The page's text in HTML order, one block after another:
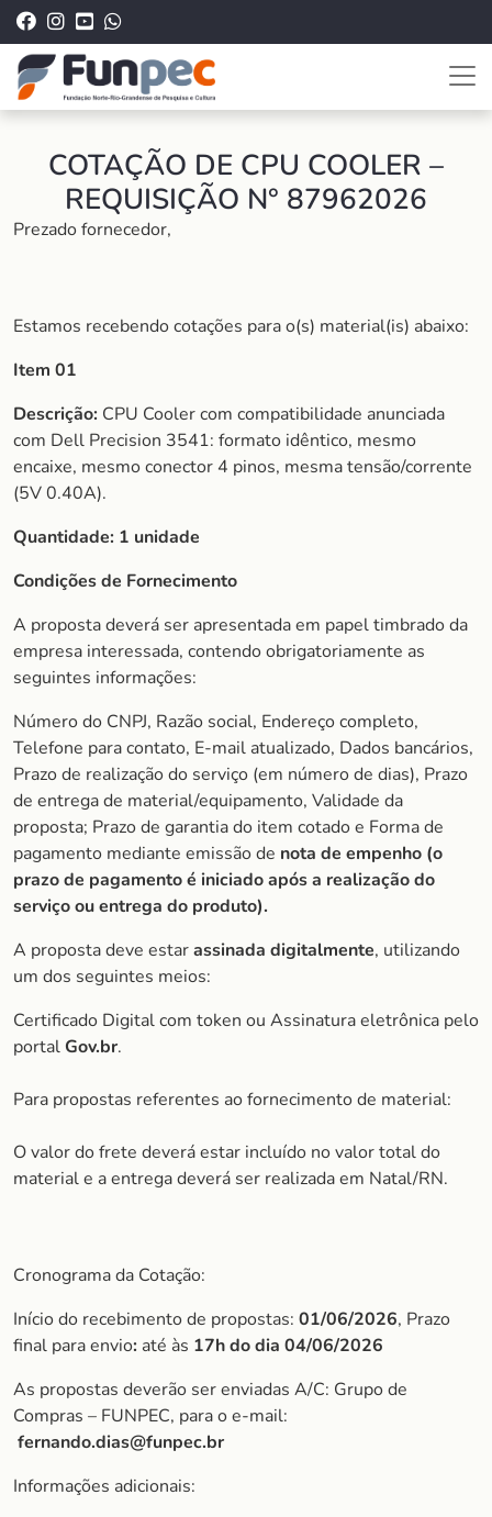
COTAÇÃO DE CPU COOLER –
REQUISIÇÃO N° 87962026
Prezado fornecedor,
Estamos recebendo cotações para o(s) material(is) abaixo:
Item 01
Descrição: CPU Cooler com compatibilidade anunciada
com Dell Precision 3541: formato idêntico, mesmo
encaixe, mesmo conector 4 pinos, mesma tensão/corrente
(5V 0.40A).
Quantidade: 1 unidade
Condições de Fornecimento
A proposta deverá ser apresentada em papel timbrado da
empresa interessada, contendo obrigatoriamente as
seguintes informações:
Número do CNPJ, Razão social, Endereço completo,
Telefone para contato, E-mail atualizado, Dados bancários,
Prazo de realização do serviço (em número de dias), Prazo
de entrega de material/equipamento, Validade da
proposta; Prazo de garantia do item cotado e Forma de
pagamento mediante emissão de nota de empenho (o
prazo de pagamento é iniciado após a realização do
serviço ou entrega do produto).
A proposta deve estarassinada digitalmente, utilizando
um dos seguintes meios:
Certificado Digital com token ou Assinatura eletrônica pelo
portalGov.br.
Para propostas referentes ao fornecimento de material:
O valor do frete deverá estar incluído no valor total do
material e a entrega deverá ser realizada em Natal/RN.
Cronograma da Cotação:
Início do recebimento de propostas: 01/06/2026, Prazo
final para envio: até às 17h do dia 04/06/2026
As propostas deverão ser enviadas A/C: Grupo de
Compras – FUNPEC, para o e-mail:
fernando.dias@funpec.br
Informações adicionais: